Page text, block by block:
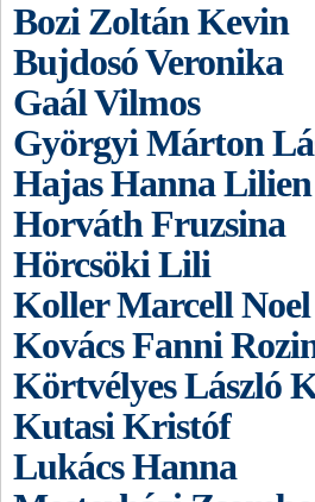
Bozi Zoltán Kevin
Bujdosó Veronika
Gaál Vilmos
Györgyi Márton
Hajas Hanna Lilien
Horváth Fruzsina
Hörcsöki Lili
Koller Marcell Noel
Kovács Fanni
Körtvélyes László
Kutasi Kristóf
Lukács Hanna